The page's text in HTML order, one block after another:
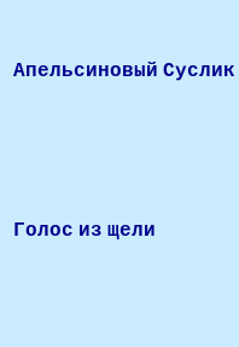
Апельсиновый Суслик
Голос из щели